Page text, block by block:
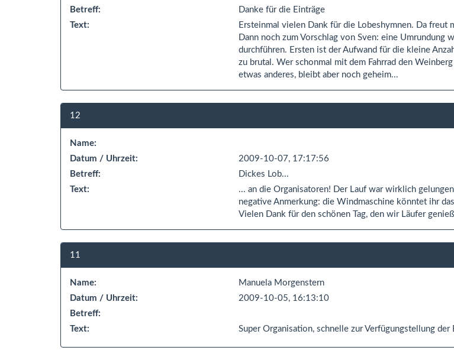
Betreff:
Danke für die Einträge
Text:
Ersteinmal vielen Dank für die Lobeshymnen. Da
Dann noch zum Vorschlag von Sven: eine Umrundung
durchführen. Ersten ist der Aufwand für die kleine
zu brutal. Wer schonmal mit dem Fahrrad den
etwas anderes, bleibt aber noch geheim...
12
Name:
Datum / Uhrzeit:
2009-10-07, 17:17:56
Betreff:
Dickes Lob...
Text:
... an die Organisatoren! Der Lauf war wirklich
negative Anmerkung: die Windmaschine könntet ihr
Vielen Dank für den schönen Tag, den wir Läufer
11
Name:
Manuela Morgenstern
Datum / Uhrzeit:
2009-10-05, 16:13:10
Betreff:
Text:
Super Organisation, schnelle zur Verfügungstellung der